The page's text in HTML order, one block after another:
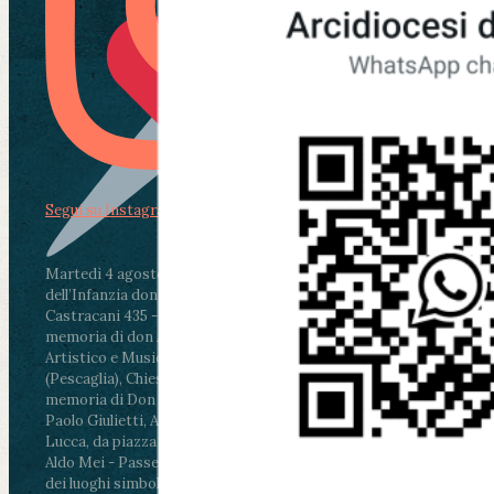
Martedì 4 agosto2026
ore 11:30 - Lucca, Scuola
dell’Infanzia don Aldo Mei - Viale Castruccio
Castracani 435 - Inaugurazione murales in
memoria di don Aldo Mei curato dal Liceo
Artistico e Musicale “Passaglia”
ore 18 - Fiano
(Pescaglia), Chiesa parrocchiale - Messa in
memoria di Don Aldo Mei celebrata da mons.
Paolo Giulietti, Arcivescovo di Lucca
ore 20.30 -
Lucca, da piazza San Michele al Cippo di don
Aldo Mei - Passeggiata della Memoria in alcuni
dei luoghi simbolo della città. Ritrovo alle ore
Segui su Instagram